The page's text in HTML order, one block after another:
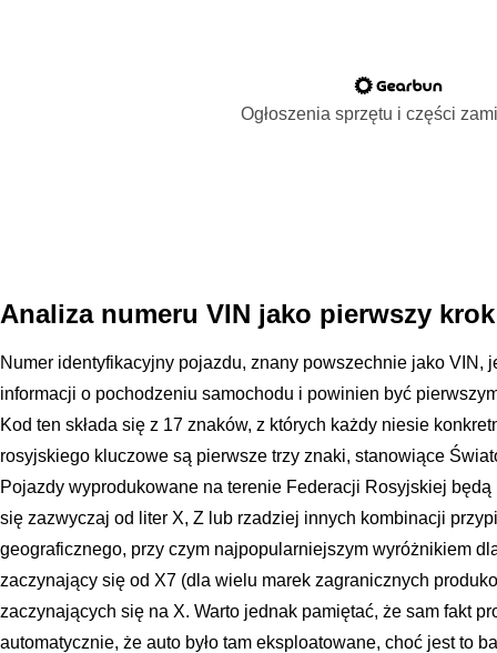
Ogłoszenia sprzętu i części
Analiza numeru VIN jako pierwszy
Numer identyfikacyjny pojazdu, znany powszechnie jako VIN,
informacji o pochodzeniu samochodu i powinien być
Kod ten składa się z 17 znaków, z których każdy niesie
rosyjskiego kluczowe są pierwsze trzy znaki, stanowiące
Pojazdy wyprodukowane na terenie Federacji Rosyjskiej będą
się zazwyczaj od liter X, Z lub rzadziej innych kombinacji
geograficznego, przy czym najpopularniejszym wyróżnikiem
zaczynający się od X7 (dla wielu marek zagranicznych
zaczynających się na X. Warto jednak pamiętać, że sam fakt
automatycznie, że auto było tam eksploatowane, choć jest to